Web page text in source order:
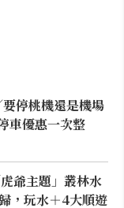
停桃機還是機場
車優惠一次整
爺主題」叢林水
，玩水＋4大順遊